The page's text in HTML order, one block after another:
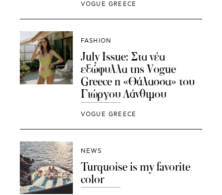
VOGUE GREECE
FASHION
July Issue: Στα νέα
εξώφυλλα της Vogue
Greece η «Θάλασσα» του
Γιώργου Λάνθιμου
VOGUE GREECE
NEWS
Turquoise is my favorite
color